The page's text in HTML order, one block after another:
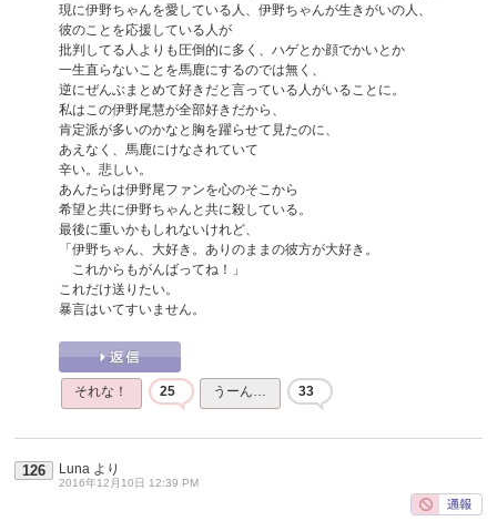
現に伊野ちゃんを愛している人、伊野ちゃんが生きがいの人、
彼のことを応援している人が
批判してる人よりも圧倒的に多く、ハゲとか顔でかいとか
一生直らないことを馬鹿にするのでは無く、
逆にぜんぶまとめて好きだと言っている人がいることに。
私はこの伊野尾慧が全部好きだから、
肯定派が多いのかなと胸を躍らせて見たのに、
あえなく、馬鹿にけなされていて
辛い。悲しい。
あんたらは伊野尾ファンを心のそこから
希望と共に伊野ちゃんと共に殺している。
最後に重いかもしれないけれど、
「伊野ちゃん、大好き。ありのままの彼方が大好き。
これからもがんばってね！」
これだけ送りたい。
暴言はいてすいません。
それな！ 25 うーん… 33
126 Luna より
2016年12月10日 12:39 PM